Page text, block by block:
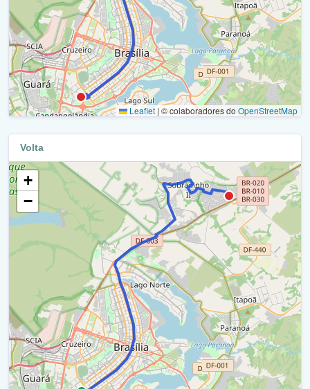
Retorno / Ra Xxvi
Df-215 / Ra Xxvi
Rodoviária Sobradinho Ii / Ra Xxvi
Ar 23/19 / Ra Xxvi
Ar 15/13 / Ra Xxvi
Avenida Central / Ra Xxvi
Ar 9/8 / Ra Xxvi
Ar 6/5 / Ra Xxvi
Ar 9/5 / Ra Xxvi
Ar 7/5 / Ra Xxvi
Ar 11/7 / Ra Xxvi
Df-215 / Ra Xxvi
Setor Cultural Norte / Ra I
Eixo L Norte / Ra I
Ligação Eixo W - L / Ra I
Eixo L Norte / Ra I
Cln 201 / Ra I
Eixo L Norte / Ra I
Retorno / Ra I
Eixo L Norte / Ra I
Eixo L Norte / Ttn (W3 Norte - L4 Norte) / Ra I
Acesso Viaduto Eixo L2 Norte / Df-002 / Ra I
Eixão Norte / Df - 002 / Ra I
Eixão Norte / Df-002 / Ra I
Eptt / Df-007 / Ra Xviii
Eptt - Df-007 / Ra Xviii
Leaflet |© colaboradores do OpenStreetMap
Volta
+
−